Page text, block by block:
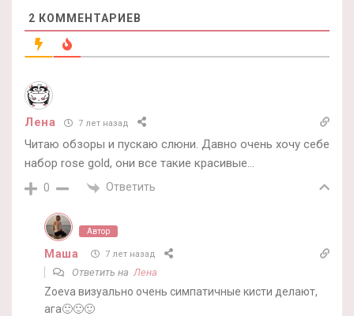
2 КОММЕНТАРИЕВ
Лена 7 лет назад
Читаю обзоры и пускаю слюни. Давно очень хочу себе
набор rose gold, они все такие красивые…
0 Ответить
Автор
Маша 7 лет назад
Ответить на Лена
Zoeva визуально очень симпатичные кисти делают,
ага🙂🙂🙂